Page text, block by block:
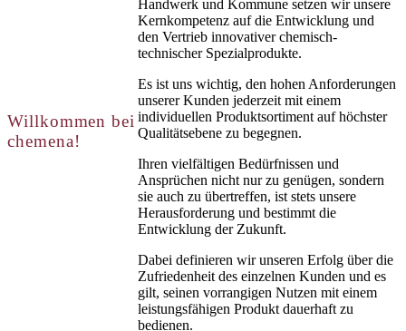
Willkommen bei
chemena!
Handwerk und Kommune setzen wir unsere
Kernkompetenz auf die Entwicklung und
den Vertrieb innovativer chemisch-
technischer Spezialprodukte.
Es ist uns wichtig, den hohen Anforderungen
unserer Kunden jederzeit mit einem
individuellen Produktsortiment auf höchster
Qualitätsebene zu begegnen.
Ihren vielfältigen Bedürfnissen und
Ansprüchen nicht nur zu genügen, sondern
sie auch zu übertreffen, ist stets unsere
Herausforderung und bestimmt die
Entwicklung der Zukunft.
Dabei definieren wir unseren Erfolg über die
Zufriedenheit des einzelnen Kunden und es
gilt, seinen vorrangigen Nutzen mit einem
leistungsfähigen Produkt dauerhaft zu
bedienen.